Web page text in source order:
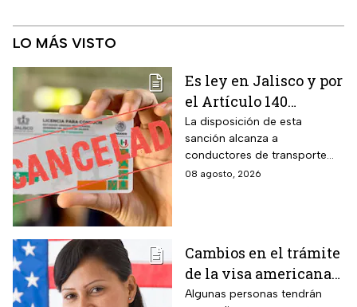
LO MÁS VISTO
Es ley en Jalisco y por
el Artículo 140
cancelarán la licencia
de conducir de por
vida a todos los
automovilistas que
La disposición de esta
sanción alcanza a
conductores de transporte
escolar, unidades de
común.
08 agosto, 2026
Cambios en el trámite
de la visa americana
2026 y para quiénes
Algunas personas tendrán